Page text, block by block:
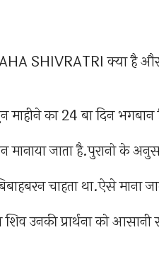
माहीने का 24 बा दिन
मानाया जाता है.पुरानो के
चाहता था.ऐसे माना
शिव उनकी प्रार्थना को